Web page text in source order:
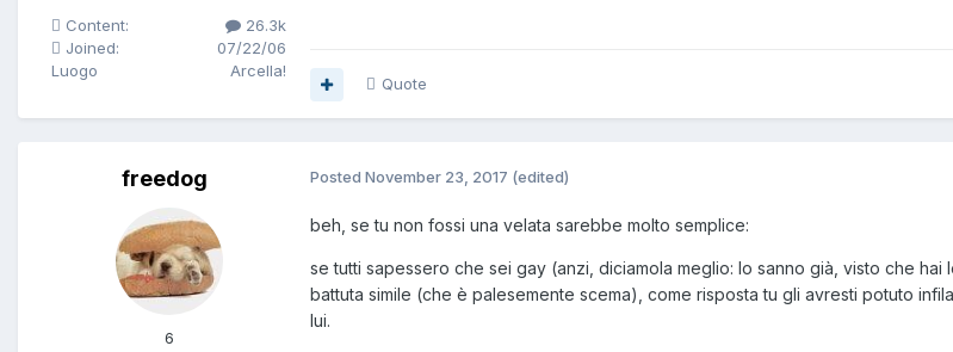
Content:
26.3k
Joined:
07/22/06
Luogo
Arcella!
Quote
freedog
6
Posted November 23, 2017 (edited)
beh, se tu non fossi una velata sarebbe molto semplice:
se tutti sapessero che sei gay (anzi, diciamola meglio: lo sanno già, visto che
battuta simile (che è palesemente scema), come risposta tu gli avresti potuto
lui.